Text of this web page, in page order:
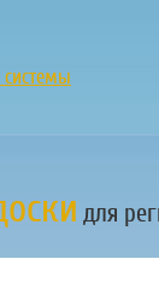
системы
для